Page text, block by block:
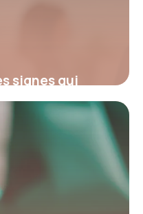
signes qui
avez vraiment